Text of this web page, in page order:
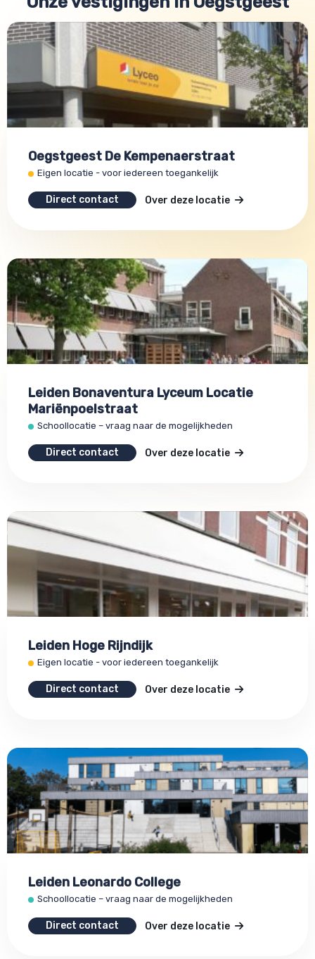
Oegstgeest De Kempenaerstraat
Eigen locatie - voor iedereen toegankelijk
Direct contact Over deze locatie
Leiden Bonaventura Lyceum Locatie
Mariënpoelstraat
Schoollocatie – vraag naar de mogelijkheden
Direct contact Over deze locatie
Leiden Hoge Rijndijk
Eigen locatie - voor iedereen toegankelijk
Direct contact Over deze locatie
Leiden Leonardo College
Schoollocatie – vraag naar de mogelijkheden
Direct contact Over deze locatie